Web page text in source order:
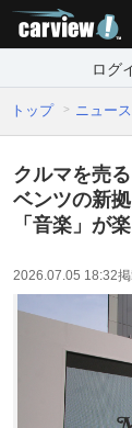
ログ
トップ ニュース
クルマを売
ベンツの新
「音楽」が
2026.07.05 18:32